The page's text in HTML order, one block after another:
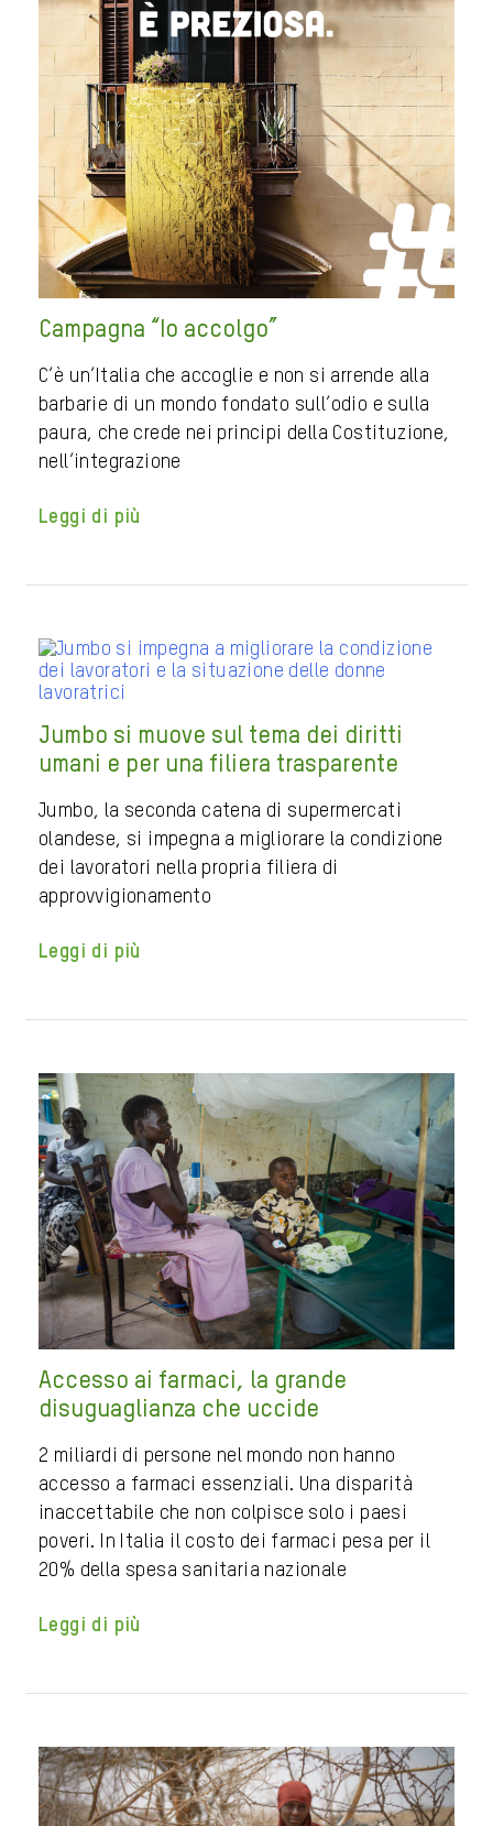
Campagna “Io accolgo”
C’è un’Italia che accoglie e non si arrende alla
barbarie di un mondo fondato sull’odio e sulla
paura, che crede nei principi della Costituzione,
nell’integrazione
Leggi di più
Jumbo si muove sul tema dei diritti
umani e per una filiera trasparente
Jumbo, la seconda catena di supermercati
olandese, si impegna a migliorare la condizione
dei lavoratori nella propria filiera di
approvvigionamento
Leggi di più
Accesso ai farmaci, la grande
disuguaglianza che uccide
2 miliardi di persone nel mondo non hanno
accesso a farmaci essenziali. Una disparità
inaccettabile che non colpisce solo i paesi
poveri. In Italia il costo dei farmaci pesa per il
20% della spesa sanitaria nazionale
Leggi di più